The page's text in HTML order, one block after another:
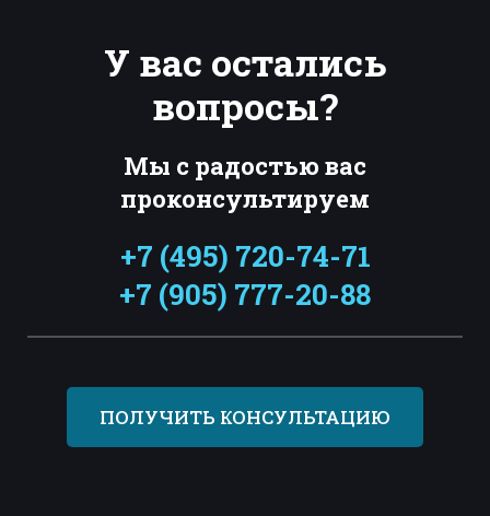
У вас остались
вопросы?
Мы с радостью вас
проконсультируем
+7 (495) 720-74-71
+7 (905) 777-20-88
ПОЛУЧИТЬ КОНСУЛЬТАЦИЮ